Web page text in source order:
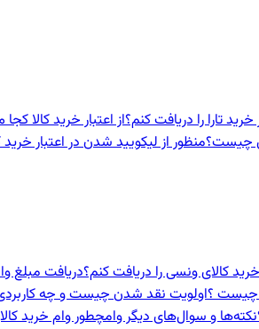
تارا را دریافت کنم؟از اعتبار خرید کالا
چیست؟منظور از لیکویید شدن در اعتبار
کالای ونسی را دریافت کنم؟دریافت مبلغ
چیست ؟اولویت نقد شدن چیست و چه
نکته‌ها و سوال‌های دیگر وامچطور وام خرید